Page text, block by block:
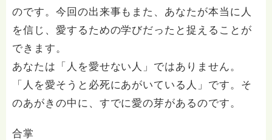
のです。今回の出来事もまた、あなたが本当に人
を信じ、愛するための学びだったと捉えることが
できます。
あなたは「人を愛せない人」ではありません。
「人を愛そうと必死にあがいている人」です。そ
のあがきの中に、すでに愛の芽があるのです。
合掌